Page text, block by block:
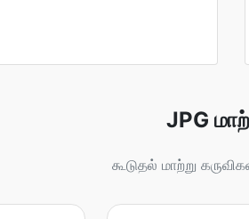
JPG
கூடுதல் மாற்று